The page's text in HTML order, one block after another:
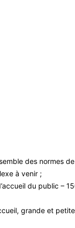
des normes
à venir ;
du public –
grande et